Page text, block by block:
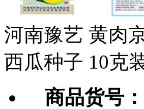
河南豫艺 黄肉
西瓜种子 10克
商品货号：